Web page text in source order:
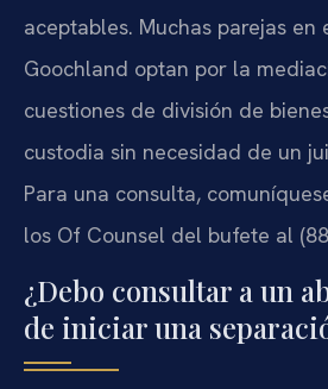
aceptables. Muchas parejas en
Goochland optan por la
cuestiones de división de
custodia sin necesidad de un
Para una consulta,
los Of Counsel del bufete al
¿Debo consultar a un
de iniciar una